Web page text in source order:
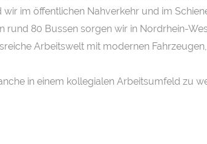
im öffentlichen Nahverkehr und im
rund 80 Bussen sorgen wir in Nordrhein-
Arbeitswelt mit modernen
in einem kollegialen Arbeitsumfeld zu